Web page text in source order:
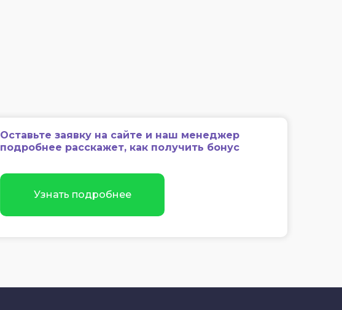
Узнать подробнее
Оставьте заявку на сайте и наш менеджер
подробнее расскажет, как получить бонус